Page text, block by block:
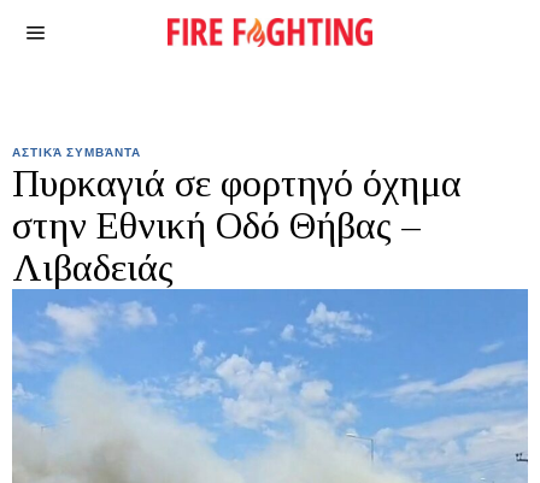
ΑΣΤΙΚΆ ΣΥΜΒΆΝΤΑ
Πυρκαγιά σε φορτηγό όχημα
στην Εθνική Οδό Θήβας –
Λιβαδειάς